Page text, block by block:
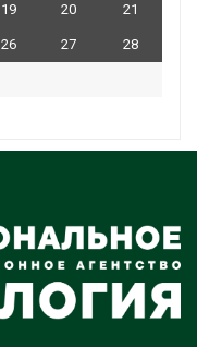
19 20 21
26 27 28